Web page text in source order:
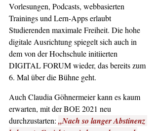
Vorlesungen, Podcasts, webbasierten
Trainings und Lern-Apps erlaubt
Studierenden maximale Freiheit. Die hohe
digitale Ausrichtung spiegelt sich auch in
dem von der Hochschule initiierten
DIGITAL FORUM wieder, das bereits zum
6. Mal über die Bühne geht.
Auch Claudia Göhnermeier kann es kaum
erwarten, mit der BOE 2021 neu
durchzustarten: „Nach so langer Abstinenz